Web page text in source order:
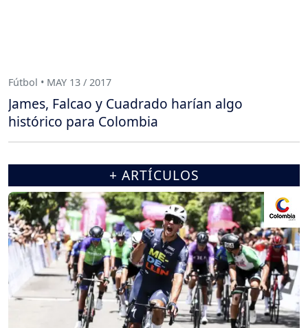
Fútbol • MAY 13 / 2017
James, Falcao y Cuadrado harían algo
histórico para Colombia
+ ARTÍCULOS